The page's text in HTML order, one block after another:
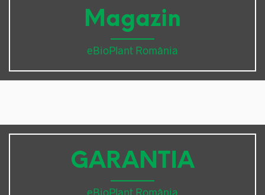
Magazin
eBioPlant România
GARANTIA
eBioPlant România